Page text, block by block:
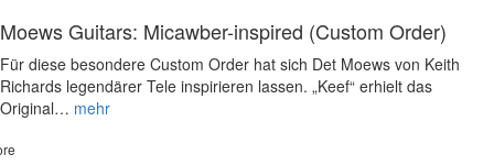
Moews Guitars: Micawber-inspired (Custom Order)
Für diese besondere Custom Order hat sich Det Moews von Keith
Richards legendärer Tele inspirieren lassen. „Keef“ erhielt das
Original… mehr